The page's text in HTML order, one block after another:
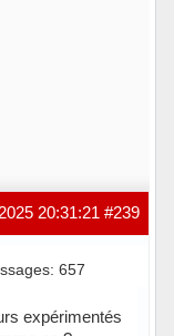
#239
20:31:21
657
expérimentés